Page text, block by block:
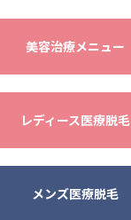
美容治療メニュー
レディース医療脱毛
メンズ医療脱毛